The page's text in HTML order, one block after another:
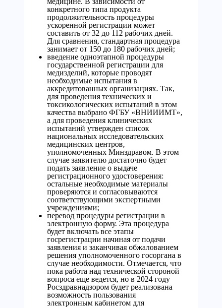
конкретного типа продукта
продолжительность процедуры
ускоренной регистрации может
составить от 32 до 112 рабочих дней.
Для сравнения, стандартная процедура
занимает от 150 до 180 рабочих дней;
введение одноэтапной процедуры
государственной регистрации для
медизделий, которые проводят
необходимые испытания в
аккредитованных организациях. Так,
для проведения технических и
токсикологических испытаний в этом
качества выбрано ФГБУ «ВНИИИМТ»,
а для проведения клинических
испытаний утвержден список
национальных исследовательских
медицинских центров,
уполномоченных Минздравом. В этом
случае заявителю достаточно будет
подать заявление о выдаче
регистрационного удостоверения:
остальные необходимые материалы
проверяются и согласовываются
соответствующими экспертными
учреждениями;
перевод процедуры регистрации в
электронную форму. Эта процедура
будет включать все этапы
госрегистрации начиная от подачи
заявления и заканчивая обжалованием
решения уполномоченного госоргана в
случае необходимости. Отмечается, что
пока работа над технической стороной
вопроса еще ведется, но в 2024 году
Росздравнадзором будет реализована
возможность пользования
электронным кабинетом для